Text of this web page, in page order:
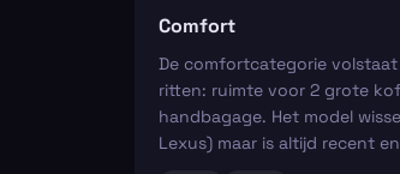
Comfort
De comfortcategorie
ritten: ruimte voor 2 grote
handbagage. Het model
Lexus) maar is altijd recent